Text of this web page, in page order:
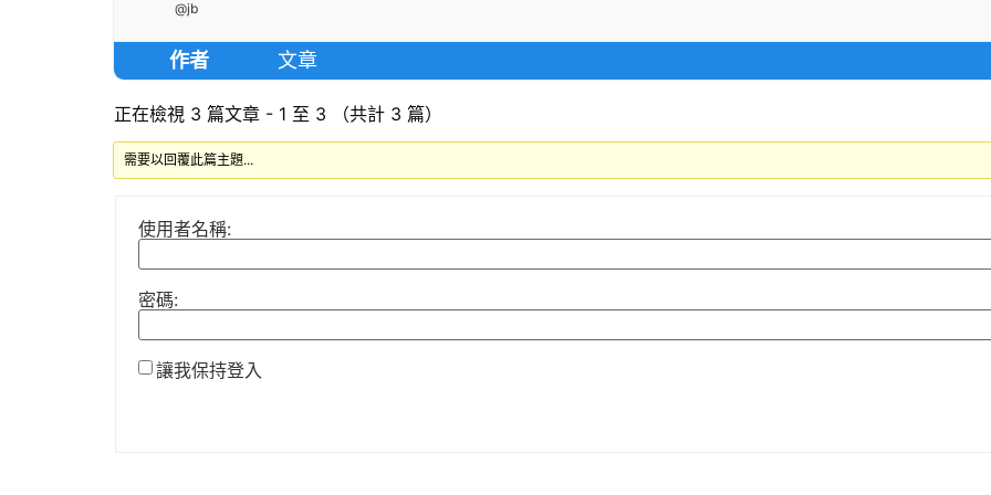
@jb
作者 文章
正在檢視 3 篇文章 - 1 至 3 （共計 3 篇）
需要以回覆此篇主題...
使用者名稱:
密碼:
讓我保持登入